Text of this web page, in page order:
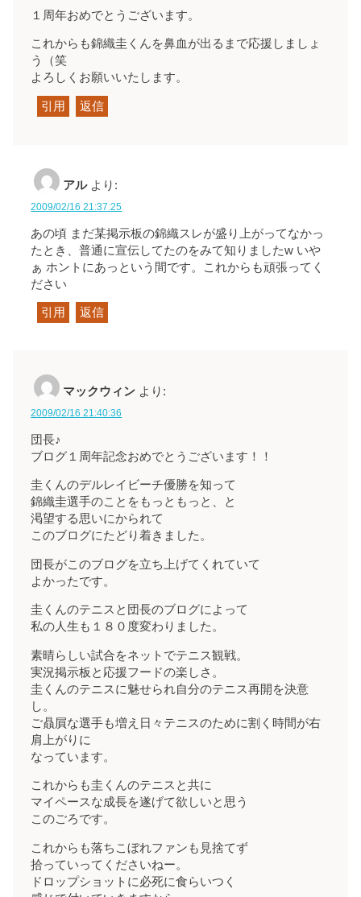
１周年おめでとうございます。
これからも錦織圭くんを鼻血が出るまで応援しましょ
う（笑
よろしくお願いいたします。
引用 返信
アル より:
2009/02/16 21:37:25
あの頃 まだ某掲示板の錦織スレが盛り上がってなかっ
たとき、普通に宣伝してたのをみて知りましたw いや
ぁ ホントにあっという間です。これからも頑張ってく
ださい
引用 返信
マックウィン より:
2009/02/16 21:40:36
団長♪
ブログ１周年記念おめでとうございます！！
圭くんのデルレイビーチ優勝を知って
錦織圭選手のことをもっともっと、と
渇望する思いにかられて
このブログにたどり着きました。
団長がこのブログを立ち上げてくれていて
よかったです。
圭くんのテニスと団長のブログによって
私の人生も１８０度変わりました。
素晴らしい試合をネットでテニス観戦。
実況掲示板と応援フードの楽しさ。
圭くんのテニスに魅せられ自分のテニス再開を決意
し。
ご贔屓な選手も増え日々テニスのために割く時間が右
肩上がりに
なっています。
これからも圭くんのテニスと共に
マイペースな成長を遂げて欲しいと思う
このごろです。
これからも落ちこぼれファンも見捨てず
拾っていってくださいねー。
ドロップショットに必死に食らいつく